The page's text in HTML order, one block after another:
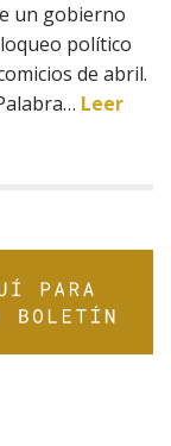
un gobierno
político
de abril.
Leer